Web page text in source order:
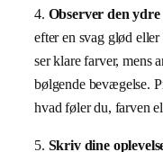
4. Observer den
efter en svag glød
ser klare farver, mens
bølgende bevægelse.
hvad føler du, farven
5. Skriv dine